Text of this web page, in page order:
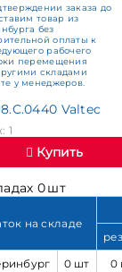
заказа до
товар из
без
оплаты к
рабочего
перемещения
складами
у менеджеров.
Valtec
1
Купить
0 шт
на складе
0 шт
0